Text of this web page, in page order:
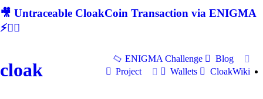
🎥 Untraceable CloakCoin Transaction via ENIGMA
⚡🕵‍♂
cloak
ENIGMA Challenge
Blog
Project
Wallets CloakWiki